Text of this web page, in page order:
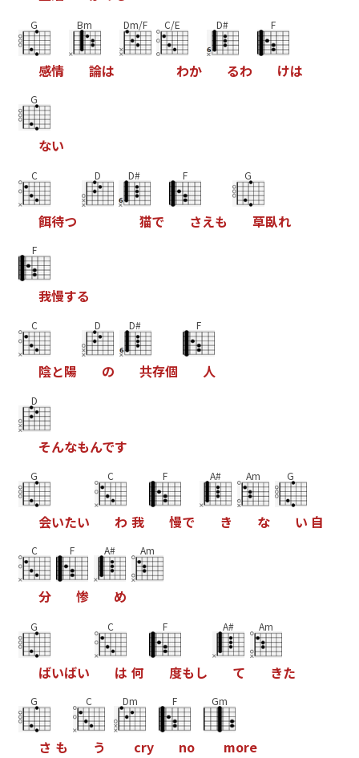
G
感情
Bm
論は
Dm/F C/E
わか
D#
るわ
F
けは
G
ない
C
餌待つ
D D#
猫で
F
さえも
G
草臥れ
F
我慢する
C
陰と陽
D
の
D#
共存個
F
人
D
そんなもんです
G
会いたい
C
わ 我
F
慢で
A#
き
Am
な
G
い 自
C
分
F
惨
A#
め
Am
G
ばいばい
C
は 何
F
度もし
A#
て
Am
きた
G
さ も
C
う
Dm
cry
F
no
Gm
more